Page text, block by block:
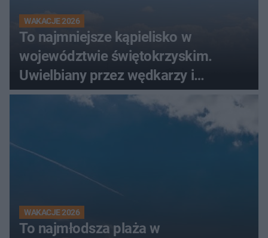
WAKACJE 2026
To najmniejsze kąpielisko w
województwie świętokrzyskim.
Uwielbiany przez wędkarzy i
turystów
WAKACJE 2026
To najmłodsza plaża w